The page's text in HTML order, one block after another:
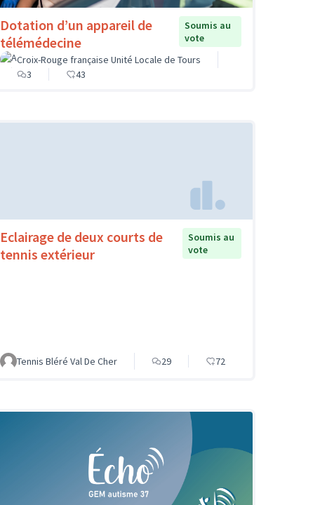
Dotation d’un appareil de
télémédecine
Soumis au
vote
Croix-Rouge française Unité Locale de Tours
3
43
Eclairage de deux courts de
tennis extérieur
Soumis au
vote
Tennis Bléré Val De Cher 29 72